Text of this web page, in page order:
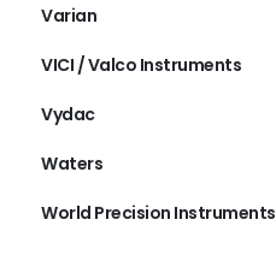
Varian
VICI / Valco Instruments
Vydac
Waters
World Precision Instruments